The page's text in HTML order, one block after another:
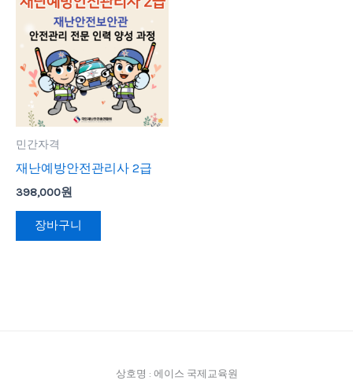
민간자격
재난예방안전관리사 2급
398,000원
장바구니
상호명 : 에이스 국제교육원